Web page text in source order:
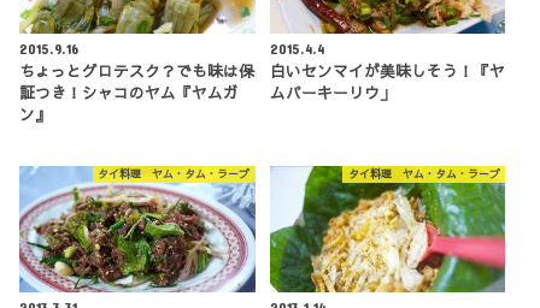
2015.9.16
ちょっとグロテスク？でも味は保
証つき！シャコのヤム『ヤムガ
ン』
2015.4.4
白いセンマイが美味しそう！『ヤ
ムパーキーリウ」
タイ料理 ヤム・タム・ラープ タイ料理 ヤム・タム・ラープ